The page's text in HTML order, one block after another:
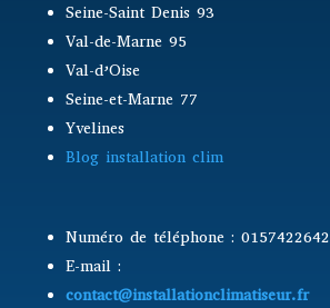
Seine-Saint Denis 93
Val-de-Marne 95
Val-d’Oise
Seine-et-Marne 77
Yvelines
Blog installation clim
Numéro de téléphone : 0157422642
E-mail :
contact@installationclimatiseur.fr